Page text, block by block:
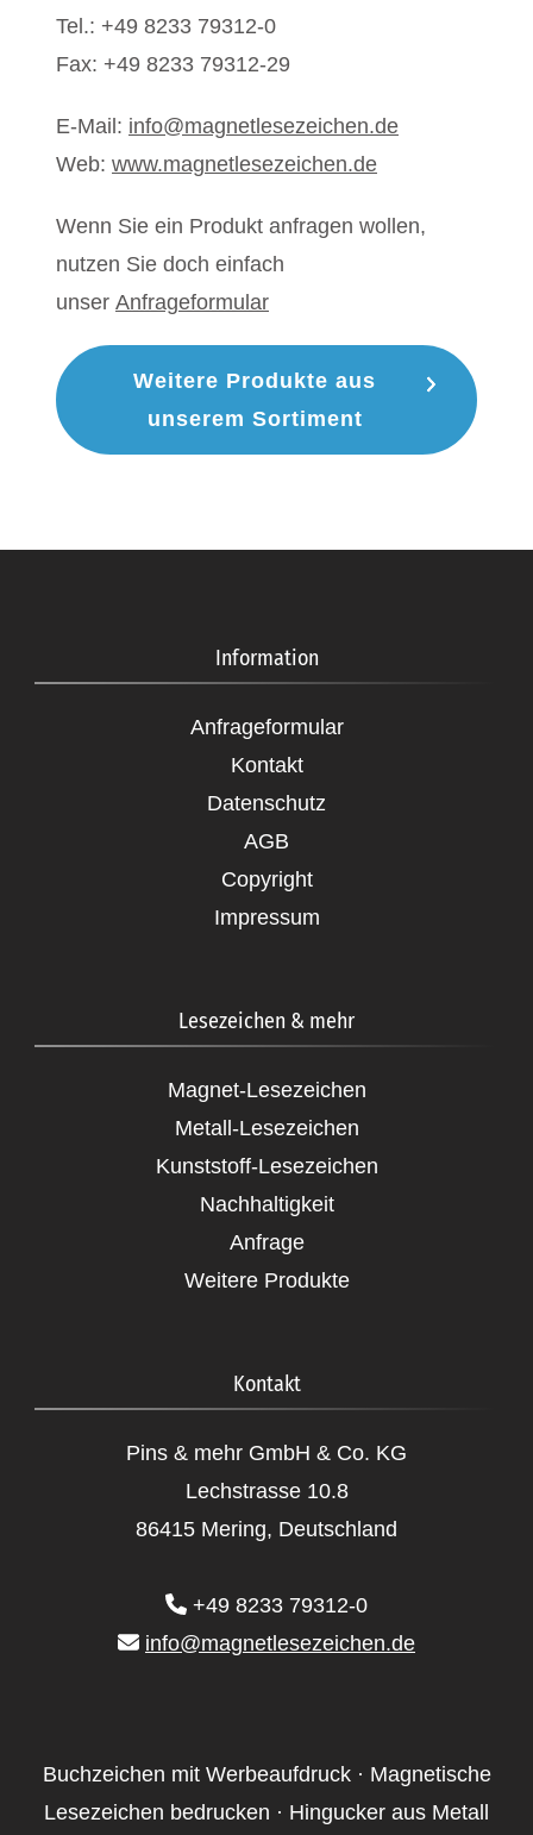
Tel.: +49 8233 79312-0
Fax: +49 8233 79312-29
E-Mail: info@magnetlesezeichen.de
Web: www.magnetlesezeichen.de
Wenn Sie ein Produkt anfragen wollen,
nutzen Sie doch einfach
unser Anfrageformular
Weitere Produkte aus
unserem Sortiment
Information
Anfrageformular
Kontakt
Datenschutz
AGB
Copyright
Impressum
Lesezeichen & mehr
Magnet-Lesezeichen
Metall-Lesezeichen
Kunststoff-Lesezeichen
Nachhaltigkeit
Anfrage
Weitere Produkte
Kontakt
Pins & mehr GmbH & Co. KG
Lechstrasse 10.8
86415 Mering, Deutschland
+49 8233 79312-0
info@magnetlesezeichen.de
Buchzeichen mit Werbeaufdruck · Magnetische
Lesezeichen bedrucken · Hingucker aus Metall